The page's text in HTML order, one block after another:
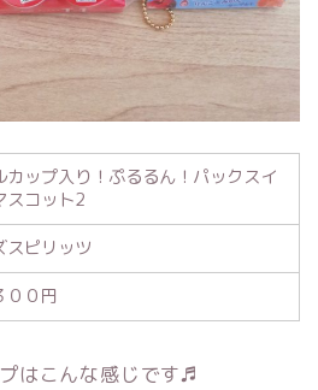
カップ入り！ぷるるん！パックスイ
スコット2
スピリッツ
００円
はこんな感じです♬